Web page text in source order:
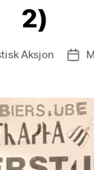
2)
Aksjon
Post